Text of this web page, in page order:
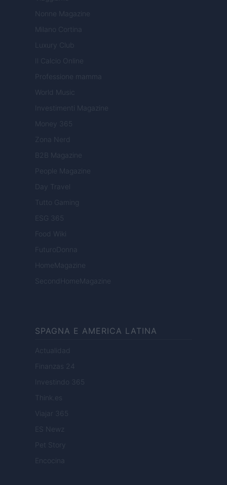
Nonne Magazine
Milano Cortina
Luxury Club
Il Calcio Online
Professione mamma
World Music
Investimenti Magazine
Money 365
Zona Nerd
B2B Magazine
People Magazine
Day Travel
Tutto Gaming
ESG 365
Food Wiki
FuturoDonna
HomeMagazine
SecondHomeMagazine
SPAGNA E AMERICA LATINA
Actualidad
Finanzas 24
Investindo 365
Think.es
Viajar 365
ES Newz
Pet Story
Encocina